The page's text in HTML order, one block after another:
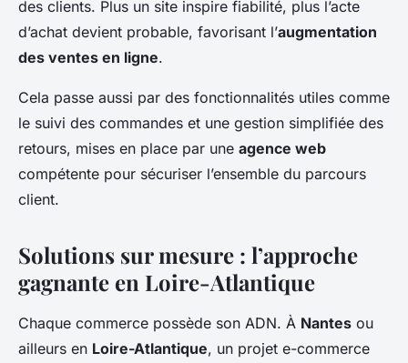
des clients. Plus un site inspire fiabilité, plus l’acte
d’achat devient probable, favorisant l’augmentation
des ventes en ligne.
Cela passe aussi par des fonctionnalités utiles comme
le suivi des commandes et une gestion simplifiée des
retours, mises en place par une agence web
compétente pour sécuriser l’ensemble du parcours
client.
Solutions sur mesure : l’approche
gagnante en Loire-Atlantique
Chaque commerce possède son ADN. À Nantes ou
ailleurs en Loire-Atlantique, un projet e-commerce